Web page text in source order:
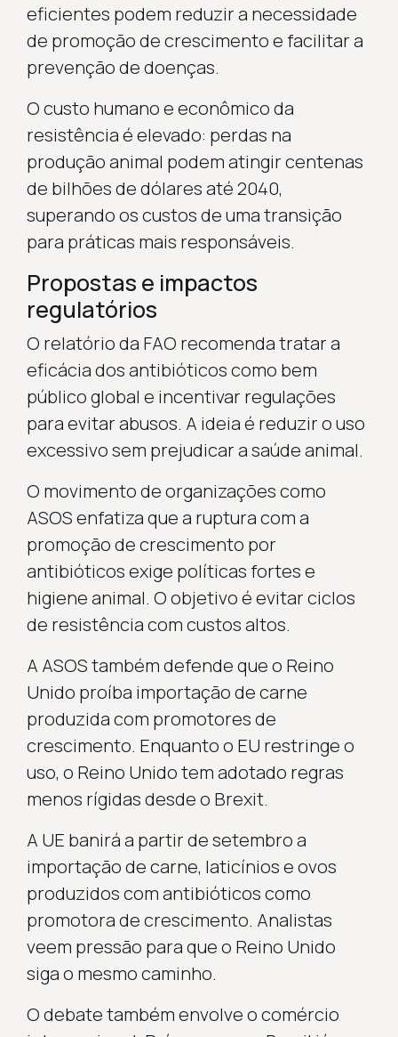
eficientes podem reduzir a necessidade
de promoção de crescimento e facilitar a
prevenção de doenças.
O custo humano e econômico da
resistência é elevado: perdas na
produção animal podem atingir centenas
de bilhões de dólares até 2040,
superando os custos de uma transição
para práticas mais responsáveis.
Propostas e impactos
regulatórios
O relatório da FAO recomenda tratar a
eficácia dos antibióticos como bem
público global e incentivar regulações
para evitar abusos. A ideia é reduzir o uso
excessivo sem prejudicar a saúde animal.
O movimento de organizações como
ASOS enfatiza que a ruptura com a
promoção de crescimento por
antibióticos exige políticas fortes e
higiene animal. O objetivo é evitar ciclos
de resistência com custos altos.
A ASOS também defende que o Reino
Unido proíba importação de carne
produzida com promotores de
crescimento. Enquanto o EU restringe o
uso, o Reino Unido tem adotado regras
menos rígidas desde o Brexit.
A UE banirá a partir de setembro a
importação de carne, laticínios e ovos
produzidos com antibióticos como
promotora de crescimento. Analistas
veem pressão para que o Reino Unido
siga o mesmo caminho.
O debate também envolve o comércio